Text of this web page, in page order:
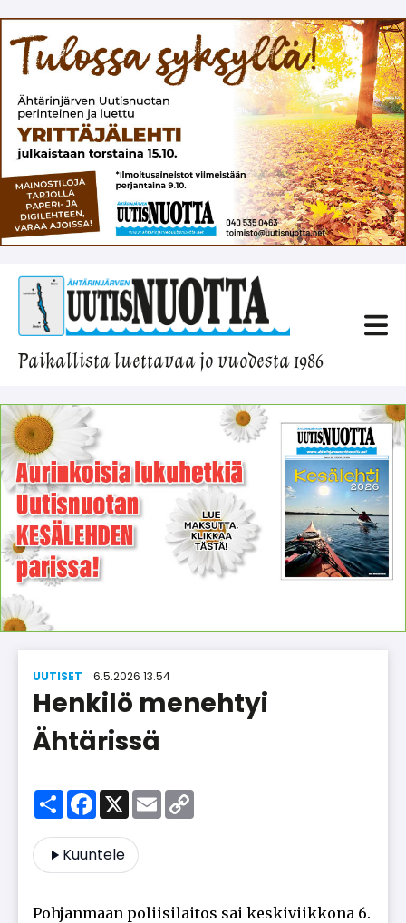
Paikallista luettavaa jo vuodesta 1986
UUTISET 6.5.2026 13.54
Henkilö menehtyi
Ähtärissä
ShareFacebook
X Email
Kuuntele
Poh­jan­maan po­lii­si­lai­tos sai kes­ki­viik­ko­na 6.